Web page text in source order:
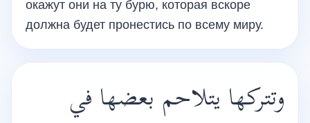
окажут они на ту бурю, которая вскоре
должна будет пронестись по всему миру.
وتتركها يتلاحم بعضها في